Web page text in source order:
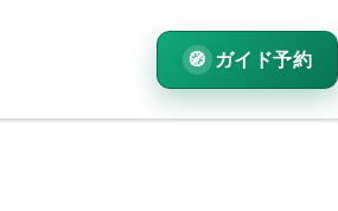
ガイド予約